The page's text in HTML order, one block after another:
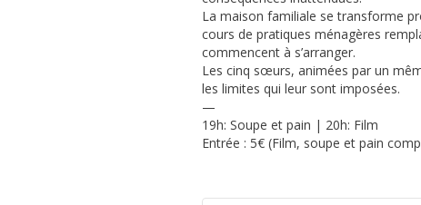
La maison familiale se transforme
cours de pratiques ménagères
commencent à s’arranger.
Les cinq sœurs, animées par un
les limites qui leur sont imposées.
—
19h: Soupe et pain | 20h: Film
Entrée : 5€ (Film, soupe et pain